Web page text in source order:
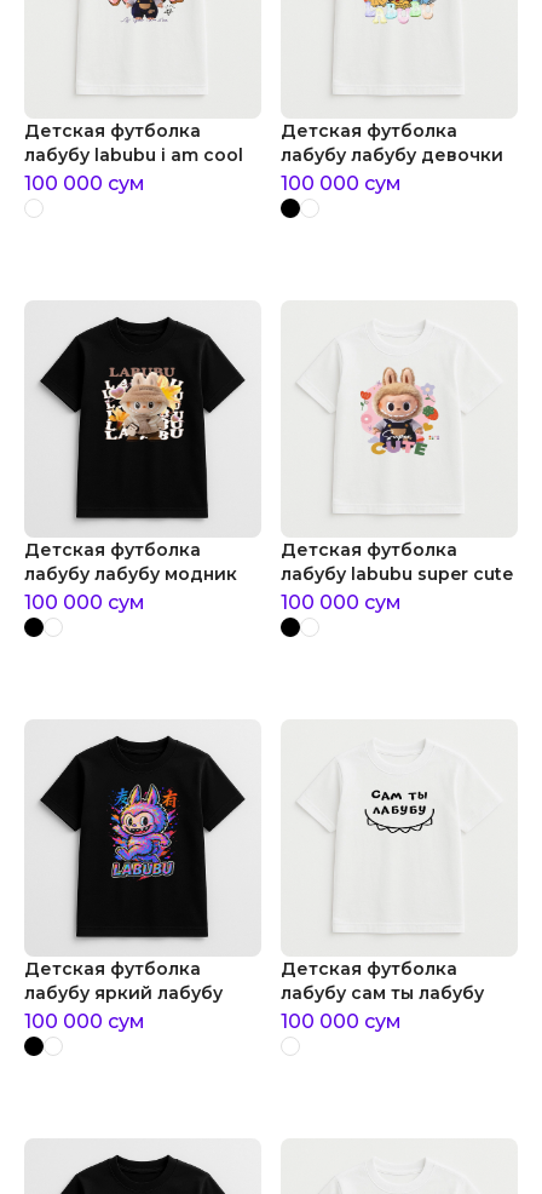
Детская футболка
лабубу labubu i am cool
100 000 сум
Детская футболка
лабубу лабубу девочки
100 000 сум
Детская футболка
лабубу лабубу модник
100 000 сум
Детская футболка
лабубу labubu super cute
100 000 сум
Детская футболка
лабубу яркий лабубу
100 000 сум
Детская футболка
лабубу сам ты лабубу
100 000 сум